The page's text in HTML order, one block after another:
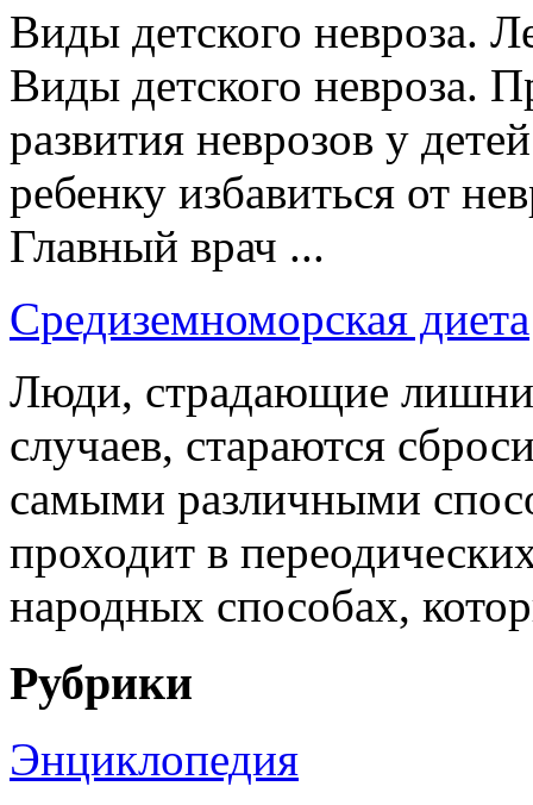
Виды детского невроза.
Виды детского невроза.
развития неврозов у
ребенку избавиться от
Главный врач ...
Средиземноморская диета
Люди, страдающие
случаев, стараются
самыми различными
проходит в
народных способах,
Рубрики
Энциклопедия